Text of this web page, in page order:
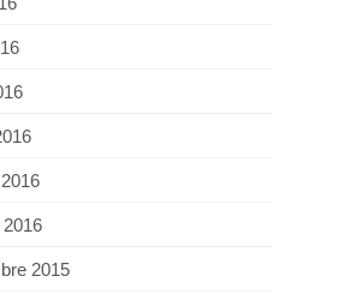
2015